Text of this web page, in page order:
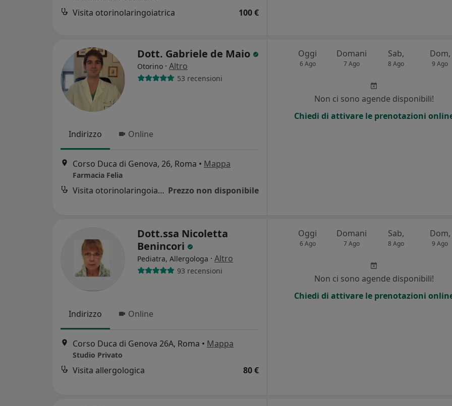
Visita otorinolaringoiatrica 100 €
Dott. Gabriele de Maio
Otorino · Altro
53 recensioni
Indirizzo Online
Corso Duca di Genova, 26, Roma • Mappa
Farmacia Felia
Visita otorinolaringoiatrica Prezzo non disponibile
Oggi
6 Ago
Domani
7 Ago
Sab,
8 Ago
Dom,
9 Ago
Non ci sono agende disponibili!
Chiedi di attivare le prenotazioni
Dott.ssa Nicoletta
Benincori
Pediatra, Allergologa · Altro
93 recensioni
Indirizzo Online
Corso Duca di Genova 26A, Roma • Mappa
Studio Privato
Visita allergologica 80 €
Oggi
6 Ago
Domani
7 Ago
Sab,
8 Ago
Dom,
9 Ago
Non ci sono agende disponibili!
Chiedi di attivare le prenotazioni